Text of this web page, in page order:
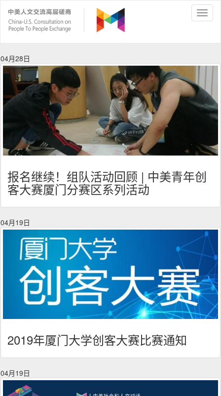
04月28日
报名继续！组队活动回顾 | 中美青年创
客大赛厦门分赛区系列活动
04月19日
2019年厦门大学创客大赛比赛通知
04月19日